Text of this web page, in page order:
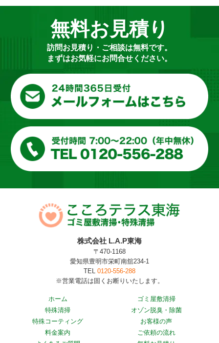
無料お見積り
訪問お見積り・ご相談は無料です。
まずはお気軽にお問合せください。
株式会社 L.A.P東海
〒470-1168
愛知県豊明市栄町南舘234-1
TEL 0120-556-288
※営業電話は固くお断りいたします。
ホーム
ゴミ屋敷清掃
特殊清掃
オゾン脱臭・除菌
特殊コーティング
お客様の声
料金案内
ご依頼の流れ